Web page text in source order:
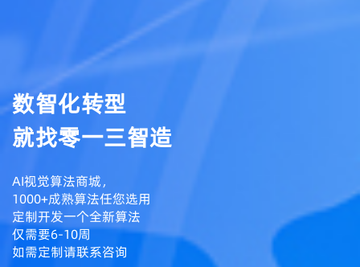
数智化转型
就找零一三智造
AI视觉算法商城，
1000+成熟算法任您选用
定制开发一个全新算法
仅需要6-10周
如需定制请联系咨询